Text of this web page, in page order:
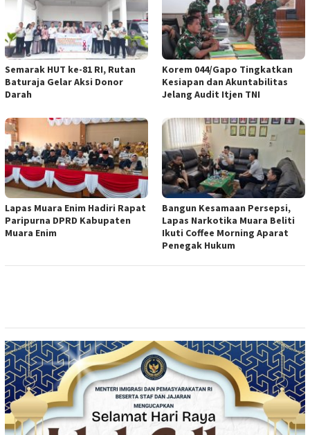
Semarak HUT ke-81 RI, Rutan
Baturaja Gelar Aksi Donor
Darah
Korem 044/Gapo Tingkatkan
Kesiapan dan Akuntabilitas
Jelang Audit Itjen TNI
Lapas Muara Enim Hadiri Rapat
Paripurna DPRD Kabupaten
Muara Enim
Bangun Kesamaan Persepsi,
Lapas Narkotika Muara Beliti
Ikuti Coffee Morning Aparat
Penegak Hukum